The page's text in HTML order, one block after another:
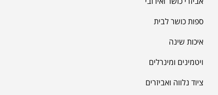
ספות כושר לבית
איכות שינה
ויטמינים ומינרלים
ציוד נלווה ואביזרים